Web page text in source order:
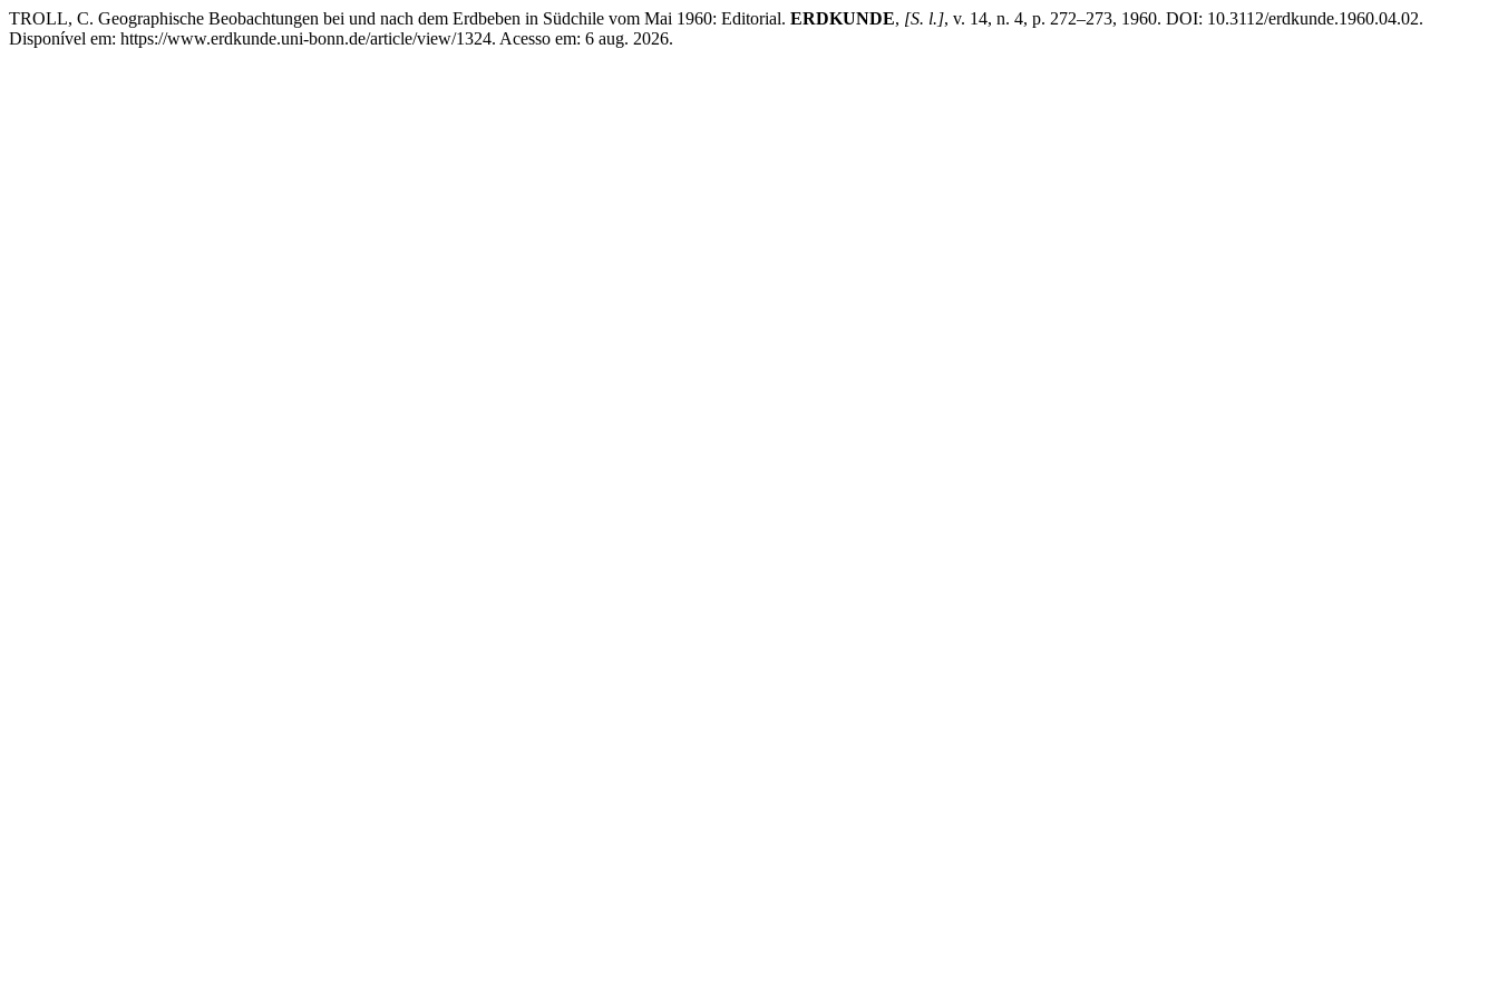
TROLL, C. Geographische Beobachtungen bei und nach dem Erdbeben in Südchile vom Mai 1960: Editorial. ERDKUNDE, [S. l.], v. 14, n. 4, p. 272–273, 1960. DOI: 10.3112/erdkunde.1960.04.02.
Disponível em: https://www.erdkunde.uni-bonn.de/article/view/1324. Acesso em: 6 aug. 2026.